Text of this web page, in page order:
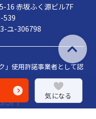
気になる
赤坂ふく源ビル7F
539
ユ-306798
」使用許諾事業者として認